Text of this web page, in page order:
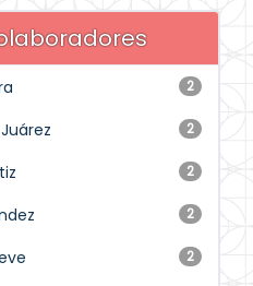
2
2
2
2
2